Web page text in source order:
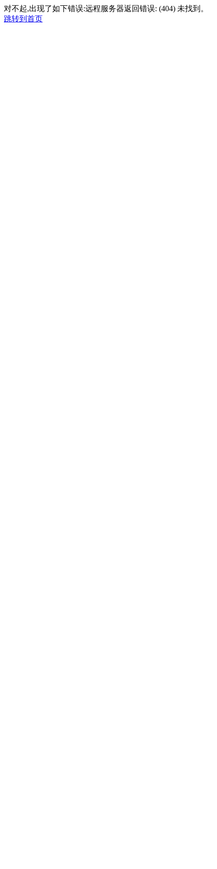
对不起,出现了如下错误:远程服务器返回错误: (404) 未找到。
跳转到首页